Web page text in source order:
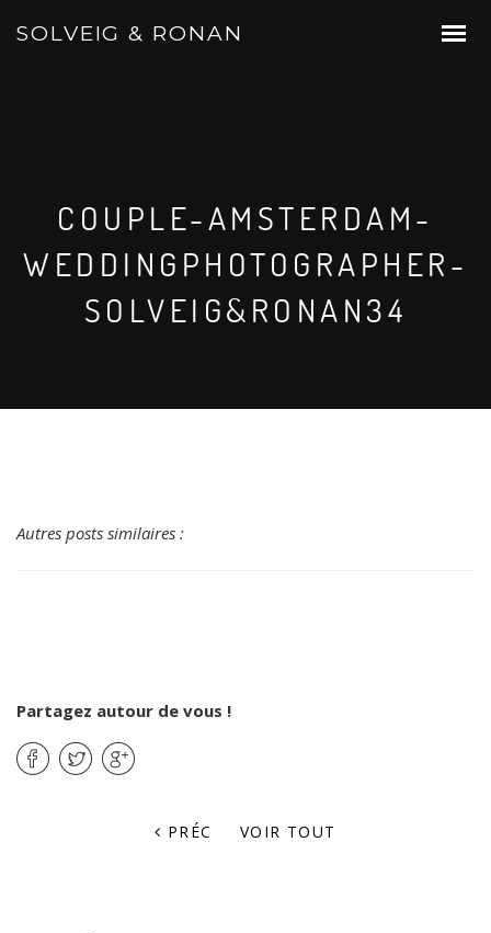
SOLVEIG & RONAN
COUPLE-AMSTERDAM-
WEDDINGPHOTOGRAPHER-
SOLVEIG&RONAN34
Autres posts similaires :
Partagez autour de vous !
PRÉC VOIR TOUT